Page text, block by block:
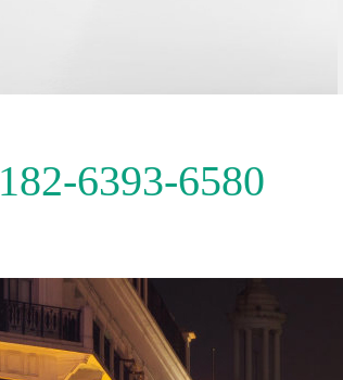
182-6393-6580